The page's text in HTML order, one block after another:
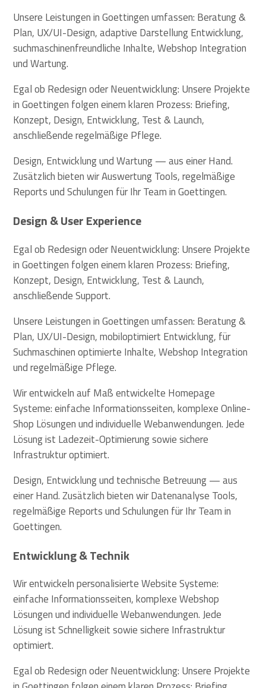
Unsere Leistungen in Goettingen umfassen: Beratung &
Plan, UX/UI-Design, adaptive Darstellung Entwicklung,
suchmaschinenfreundliche Inhalte, Webshop Integration
und Wartung.
Egal ob Redesign oder Neuentwicklung: Unsere Projekte
in Goettingen folgen einem klaren Prozess: Briefing,
Konzept, Design, Entwicklung, Test & Launch,
anschließende regelmäßige Pflege.
Design, Entwicklung und Wartung — aus einer Hand.
Zusätzlich bieten wir Auswertung Tools, regelmäßige
Reports und Schulungen für Ihr Team in Goettingen.
Design & User Experience
Egal ob Redesign oder Neuentwicklung: Unsere Projekte
in Goettingen folgen einem klaren Prozess: Briefing,
Konzept, Design, Entwicklung, Test & Launch,
anschließende Support.
Unsere Leistungen in Goettingen umfassen: Beratung &
Plan, UX/UI-Design, mobiloptimiert Entwicklung, für
Suchmaschinen optimierte Inhalte, Webshop Integration
und regelmäßige Pflege.
Wir entwickeln auf Maß entwickelte Homepage
Systeme: einfache Informationsseiten, komplexe Online-
Shop Lösungen und individuelle Webanwendungen. Jede
Lösung ist Ladezeit-Optimierung sowie sichere
Infrastruktur optimiert.
Design, Entwicklung und technische Betreuung — aus
einer Hand. Zusätzlich bieten wir Datenanalyse Tools,
regelmäßige Reports und Schulungen für Ihr Team in
Goettingen.
Entwicklung & Technik
Wir entwickeln personalisierte Website Systeme:
einfache Informationsseiten, komplexe Webshop
Lösungen und individuelle Webanwendungen. Jede
Lösung ist Schnelligkeit sowie sichere Infrastruktur
optimiert.
Egal ob Redesign oder Neuentwicklung: Unsere Projekte